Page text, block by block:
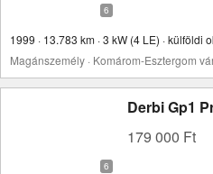
1999 · 13.783 km · 3 kW (4 LE) · külföldi
Magánszemély · Komárom-Esztergom
Derbi Gp1
179 000 Ft